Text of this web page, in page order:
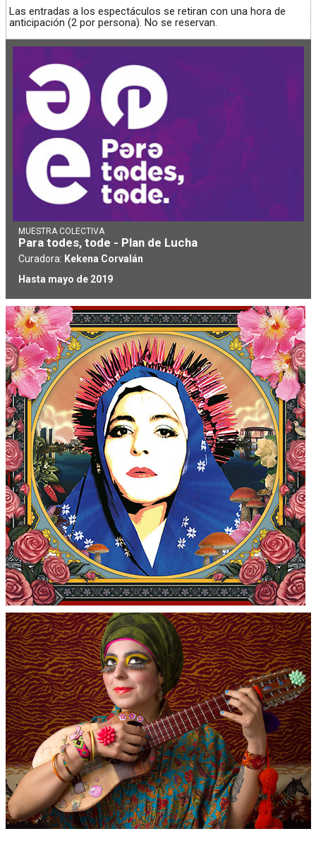
Las entradas a los espectáculos se retiran con una hora de
anticipación (2 por persona). No se reservan.
MUESTRA COLECTIVA
Para todes, tode - Plan de Lucha
Curadora: Kekena Corvalán
Hasta mayo de 2019